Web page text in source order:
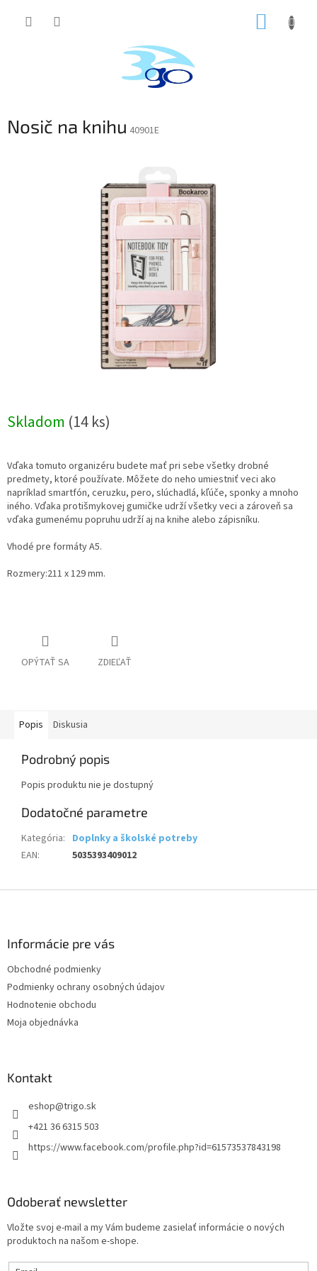
Nosič na knihu 40901E
Skladom (14 ks)
Vďaka tomuto organizéru budete mať pri sebe všetky drobné
predmety, ktoré používate. Môžete do neho umiestniť veci ako
napríklad smartfón, ceruzku, pero, slúchadlá, kľúče, sponky a mnoho
iného. Vďaka protišmykovej gumičke udrží všetky veci a zároveň sa
vďaka gumenému popruhu udrží aj na knihe alebo zápisníku.
Vhodé pre formáty A5.
Rozmery:211 x 129 mm.
OPÝTAŤ SA ZDIEĽAŤ
Popis Diskusia
Podrobný popis
Popis produktu nie je dostupný
Dodatočné parametre
Kategória: Doplnky a školské potreby
EAN: 5035393409012
Informácie pre vás
Obchodné podmienky
Podmienky ochrany osobných údajov
Hodnotenie obchodu
Moja objednávka
Kontakt
eshop@trigo.sk
+421 36 6315 503
https://www.facebook.com/profile.php?id=61573537843198
Odoberať newsletter
Vložte svoj e-mail a my Vám budeme zasielať informácie o nových
produktoch na našom e-shope.